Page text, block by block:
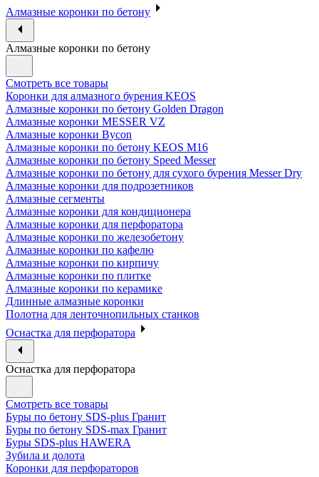
Алмазные коронки по бетону
Алмазные коронки по бетону
Смотреть все товары
Коронки для алмазного бурения KEOS
Алмазные коронки по бетону Golden Dragon
Алмазные коронки MESSER VZ
Алмазные коронки Bycon
Алмазные коронки по бетону KEOS M16
Алмазные коронки по бетону Speed Messer
Алмазные коронки по бетону для сухого бурения Messer Dry
Алмазные коронки для подрозетников
Алмазные сегменты
Алмазные коронки для кондиционера
Алмазные коронки для перфоратора
Алмазные коронки по железобетону
Алмазные коронки по кафелю
Алмазные коронки по кирпичу
Алмазные коронки по плитке
Алмазные коронки по керамике
Длинные алмазные коронки
Полотна для ленточнопильных станков
Оснастка для перфоратора
Оснастка для перфоратора
Смотреть все товары
Буры по бетону SDS-plus Гранит
Буры по бетону SDS-max Гранит
Буры SDS-plus HAWERA
Зубила и долота
Коронки для перфораторов